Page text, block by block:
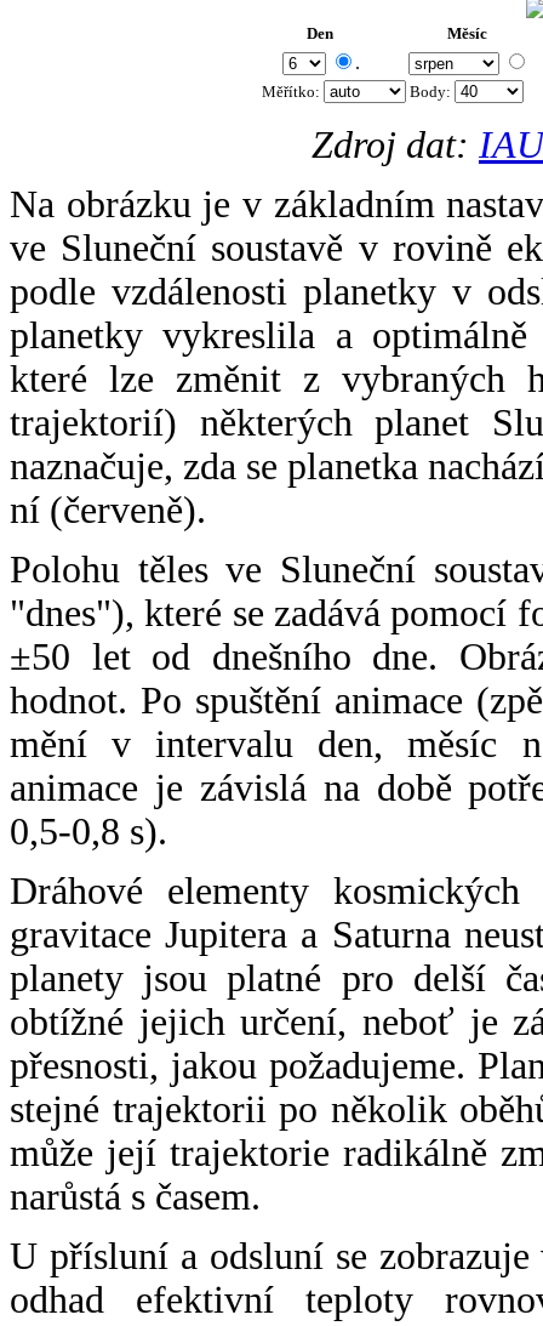
Den Měsíc
.
Měřítko: Body:
Zdroj dat:
Na obrázku je v základním
ve Sluneční soustavě v rovině
podle vzdálenosti planetky v
planetky vykreslila a
které lze změnit z vybraných
trajektorií) některých planet
naznačuje, zda se planetka
ní (červeně).
Polohu těles ve Sluneční
"dnes"), které se zadává pomocí
±50 let od dnešního dne.
hodnot. Po spuštění animace
mění v intervalu den, měsíc
animace je závislá na době
0,5-0,8 s).
Dráhové elementy
gravitace Jupitera a Saturna
planety jsou platné pro delší
obtížné jejich určení, neboť je
přesnosti, jakou požadujeme.
stejné trajektorii po několik
může její trajektorie radikálně
narůstá s časem.
U přísluní a odsluní se
odhad efektivní teploty